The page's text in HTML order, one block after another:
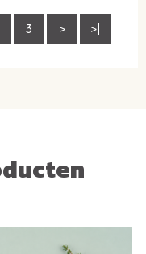
3 > >|